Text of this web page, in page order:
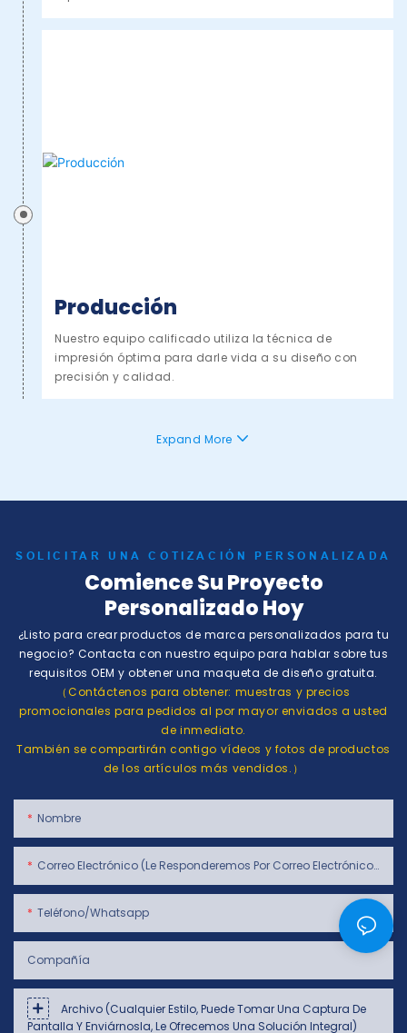
Producción
Nuestro equipo calificado utiliza la técnica de
impresión óptima para darle vida a su diseño con
precisión y calidad.
Expand More
SOLICITAR UNA COTIZACIÓN PERSONALIZADA
Comience Su Proyecto
Personalizado Hoy
¿Listo para crear productos de marca personalizados para tu
negocio? Contacta con nuestro equipo para hablar sobre tus
requisitos OEM y obtener una maqueta de diseño gratuita.
（Contáctenos para obtener: muestras y precios
promocionales para pedidos al por mayor enviados a usted
de inmediato.
También se compartirán contigo vídeos y fotos de productos
de los artículos más vendidos.）
Nombre
Correo Electrónico (le Responderemos Por Correo Electrónico Dentro De Las 24 Horas)
Teléfono/whatsapp
Compañía
Archivo (cualquier Estilo, Puede Tomar Una Captura De
Pantalla Y Enviárnosla, Le Ofrecemos Una Solución Integral)